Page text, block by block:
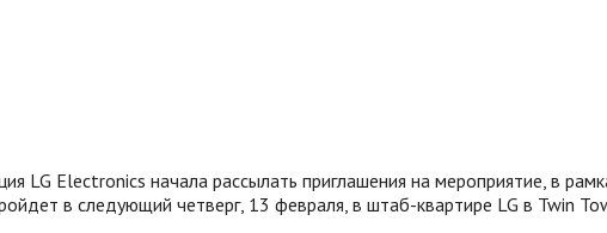
LG Electronics начала рассылать приглашения на мероприятие, в
в следующий четверг, 13 февраля, в штаб-квартире LG в Twin